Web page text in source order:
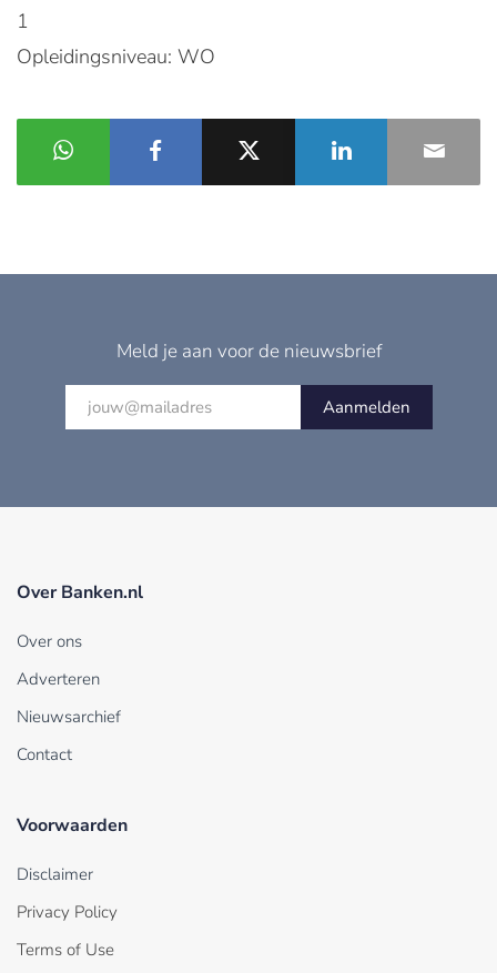
1
Opleidingsniveau: WO
Meld je aan voor de nieuwsbrief
Aanmelden
Over Banken.nl
Over ons
Adverteren
Nieuwsarchief
Contact
Voorwaarden
Disclaimer
Privacy Policy
Terms of Use